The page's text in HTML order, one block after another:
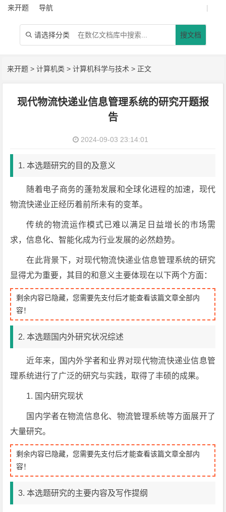
来开题 导航 |
 请选择分类 搜文档
来开题 >计算机类 >计算机科学与技术 > 正文
现代物流快递业信息管理系统的研究开题报
告
2024-09-03 23:14:01
1. 本选题研究的目的及意义
随着电子商务的蓬勃发展和全球化进程的加速，现代
物流快递业正经历着前所未有的变革。
传统的物流运作模式已难以满足日益增长的市场需
求，信息化、智能化成为行业发展的必然趋势。
在此背景下，对现代物流快递业信息管理系统的研究
显得尤为重要，其目的和意义主要体现在以下两个方面：
剩余内容已隐藏，您需要先支付后才能查看该篇文章全部内
容！
2. 本选题国内外研究状况综述
近年来，国内外学者和业界对现代物流快递业信息管
理系统进行了广泛的研究与实践，取得了丰硕的成果。
1. 国内研究现状
国内学者在物流信息化、物流管理系统等方面展开了
大量研究。
剩余内容已隐藏，您需要先支付后才能查看该篇文章全部内
容！
3. 本选题研究的主要内容及写作提纲